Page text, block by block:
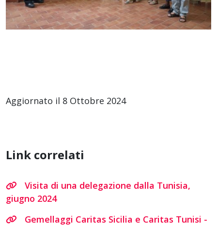
Aggiornato il 8 Ottobre 2024
Link correlati
Visita di una delegazione dalla Tunisia,
giugno 2024
Gemellaggi Caritas Sicilia e Caritas Tunisi -